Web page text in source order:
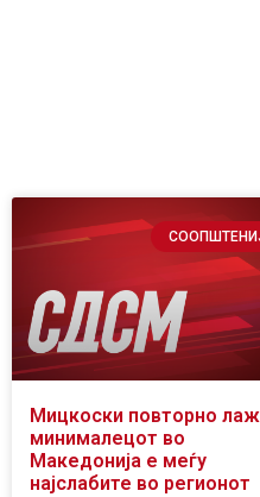
Мицкоски повторно
минималецот во
Македонија е меѓу
најслабите во регионот